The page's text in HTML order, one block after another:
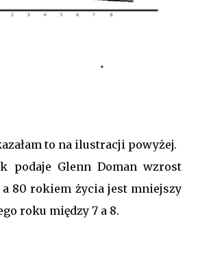
to na ilustracji powyżej.
podaje Glenn Doman wzrost
a 80 rokiem życia jest mniejszy
roku między 7 a 8.